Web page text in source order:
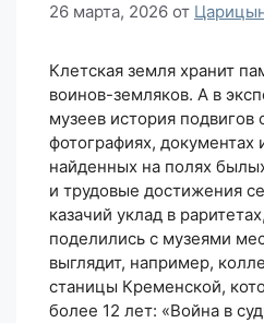
26 марта, 2026 от
Клетская земля хранит
воинов-земляков. А в
музеев история подвигов
фотографиях, документах
найденных на полях
и трудовые достижения
казачий уклад в
поделились с музеями
выглядит, например,
станицы Кременской,
более 12 лет: «Война в